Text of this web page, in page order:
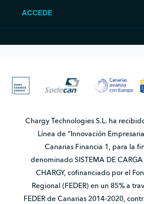
ACCEDE
Chargy Technologies S.L. ha
Línea de “Innovación
Canarias Financia 1, para la
denominado SISTEMA DE CARGA
CHARGY, cofinanciado por el
Regional (FEDER) en un 85% a
FEDER de Canarias 2014-2020,